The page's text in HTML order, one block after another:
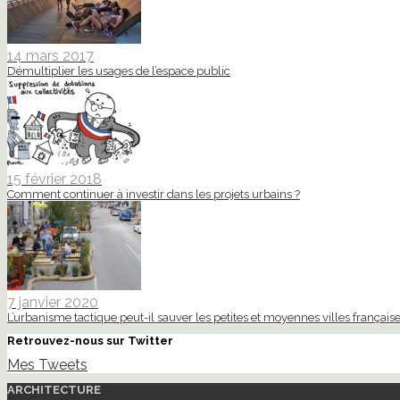
14 mars 2017
Démultiplier les usages de l’espace public
15 février 2018
Comment continuer à investir dans les projets urbains ?
7 janvier 2020
L’urbanisme tactique peut-il sauver les petites et moyennes villes
Retrouvez-nous sur Twitter
Mes Tweets
ARCHITECTURE